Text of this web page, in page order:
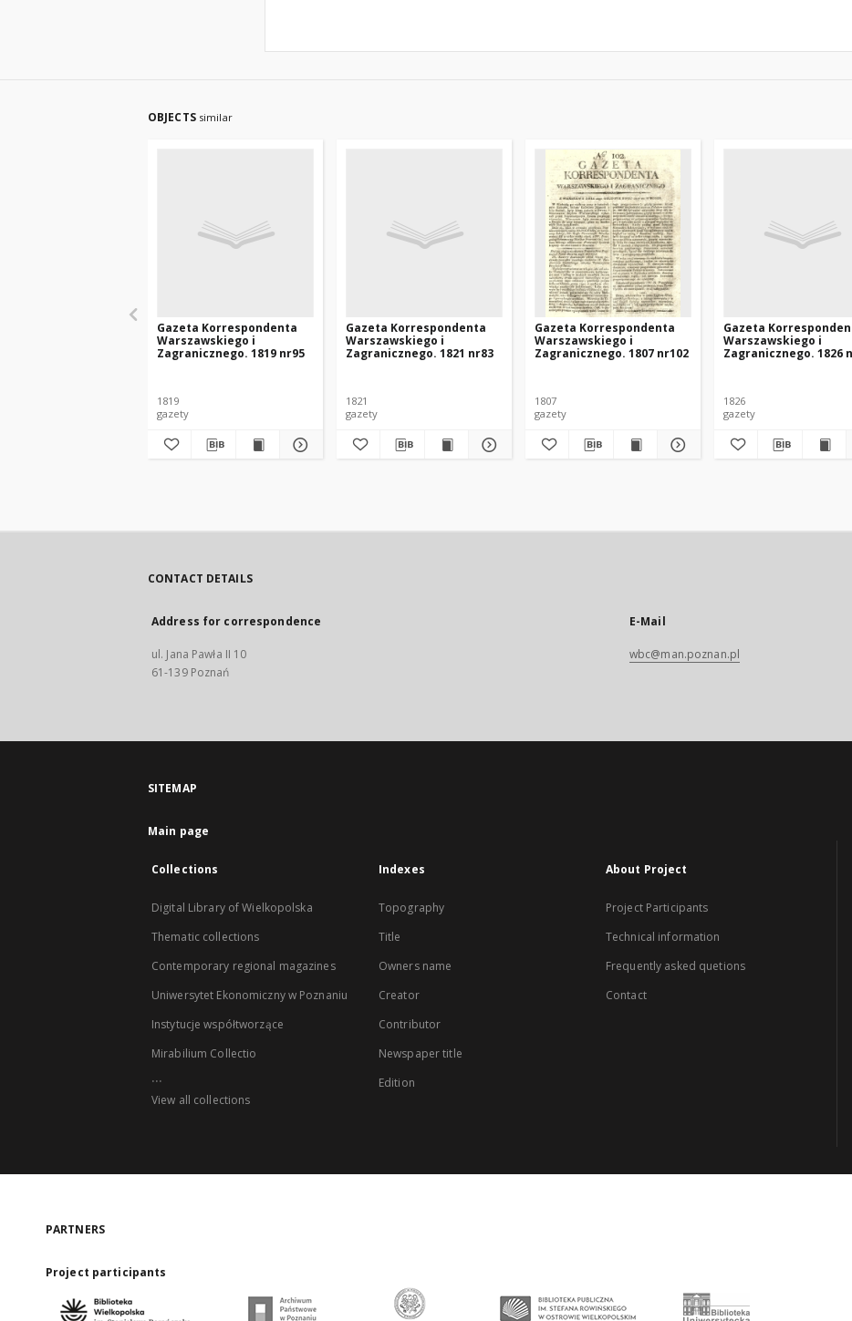
OBJECTS similar
Gazeta Korrespondenta
Warszawskiego i
Zagranicznego. 1819 nr95
1819
gazety
Gazeta Korrespondenta
Warszawskiego i
Zagranicznego. 1821 nr83
1821
gazety
Gazeta Korrespondenta
Warszawskiego i
Zagranicznego. 1807 nr102
1807
gazety
Gazeta
Warszawskiego i
Zagranicznego. 1826
1826
gazety
CONTACT DETAILS
Address for correspondence
ul. Jana Pawła II 10
61-139 Poznań
E-Mail
wbc@man.poznan.pl
SITEMAP
Main page
Collections
Digital Library of Wielkopolska
Thematic collections
Contemporary regional magazines
Uniwersytet Ekonomiczny w Poznaniu
Instytucje współtworzące
Mirabilium Collectio
...
View all collections
Indexes
Topography
Title
Owners name
Creator
Contributor
Newspaper title
Edition
About Project
Project Participants
Technical information
Frequently asked quetions
Contact
PARTNERS
Project participants